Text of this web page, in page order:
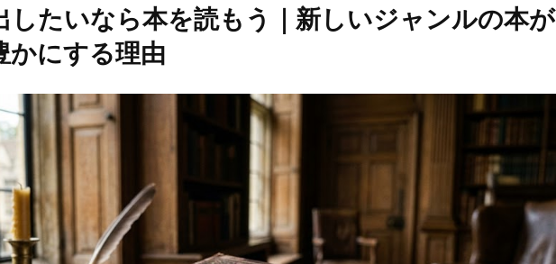
したいなら本を読もう｜新しいジャンルの本が
かにする理由